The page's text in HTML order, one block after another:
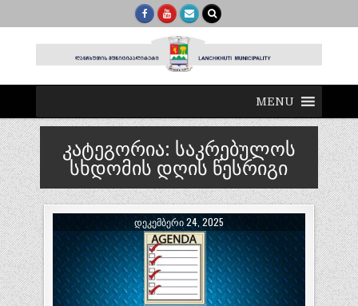
MENU
კატეგორია: საკრებულოს
სხდომის დღის წესრიგი
ᲓᲔᲙᲔᲛᲑᲔᲠᲘ 24, 2025